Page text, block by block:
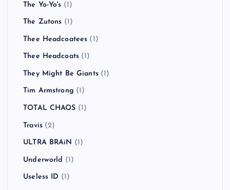
The Yo-Yo's (1)
The Zutons (1)
Thee Headcoatees (1)
Thee Headcoats (1)
They Might Be Giants(1)
Tim Armstrong (1)
TOTAL CHAOS (1)
Travis(2)
ULTRA BRAiN (1)
Underworld (1)
Useless ID (1)